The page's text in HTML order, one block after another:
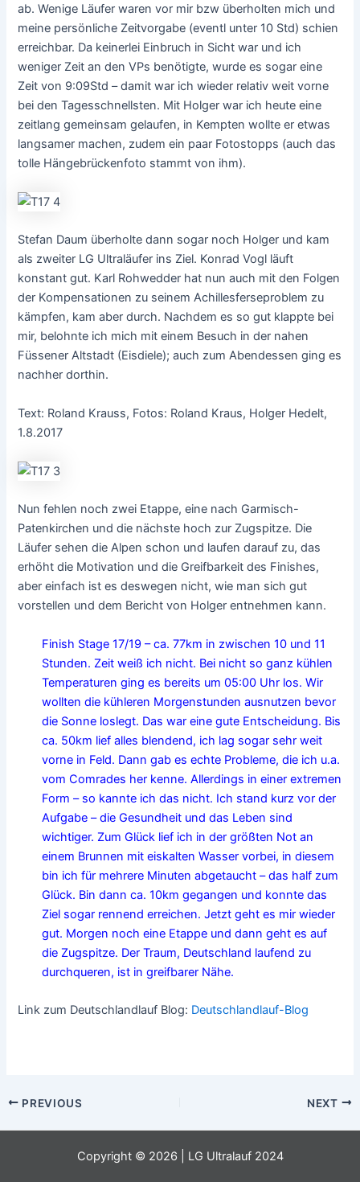
ab. Wenige Läufer waren vor mir bzw überholten mich und
meine persönliche Zeitvorgabe (eventl unter 10 Std) schien
erreichbar. Da keinerlei Einbruch in Sicht war und ich
weniger Zeit an den VPs benötigte, wurde es sogar eine
Zeit von 9:09Std – damit war ich wieder relativ weit vorne
bei den Tagesschnellsten. Mit Holger war ich heute eine
zeitlang gemeinsam gelaufen, in Kempten wollte er etwas
langsamer machen, zudem ein paar Fotostopps (auch das
tolle Hängebrückenfoto stammt von ihm).
Stefan Daum überholte dann sogar noch Holger und kam
als zweiter LG Ultraläufer ins Ziel. Konrad Vogl läuft
konstant gut. Karl Rohwedder hat nun auch mit den Folgen
der Kompensationen zu seinem Achillesferseproblem zu
kämpfen, kam aber durch. Nachdem es so gut klappte bei
mir, belohnte ich mich mit einem Besuch in der nahen
Füssener Altstadt (Eisdiele); auch zum Abendessen ging es
nachher dorthin.
Text: Roland Krauss, Fotos: Roland Kraus, Holger Hedelt,
1.8.2017
Nun fehlen noch zwei Etappe, eine nach Garmisch-
Patenkirchen und die nächste hoch zur Zugspitze. Die
Läufer sehen die Alpen schon und laufen darauf zu, das
erhöht die Motivation und die Greifbarkeit des Finishes,
aber einfach ist es deswegen nicht, wie man sich gut
vorstellen und dem Bericht von Holger entnehmen kann.
Finish Stage 17/19 – ca. 77km in zwischen 10 und 11
Stunden. Zeit weiß ich nicht. Bei nicht so ganz kühlen
Temperaturen ging es bereits um 05:00 Uhr los. Wir
wollten die kühleren Morgenstunden ausnutzen bevor
die Sonne loslegt. Das war eine gute Entscheidung. Bis
ca. 50km lief alles blendend, ich lag sogar sehr weit
vorne in Feld. Dann gab es echte Probleme, die ich u.a.
vom Comrades her kenne. Allerdings in einer extremen
Form – so kannte ich das nicht. Ich stand kurz vor der
Aufgabe – die Gesundheit und das Leben sind
wichtiger. Zum Glück lief ich in der größten Not an
einem Brunnen mit eiskalten Wasser vorbei, in diesem
bin ich für mehrere Minuten abgetaucht – das half zum
Glück. Bin dann ca. 10km gegangen und konnte das
Ziel sogar rennend erreichen. Jetzt geht es mir wieder
gut. Morgen noch eine Etappe und dann geht es auf
die Zugspitze. Der Traum, Deutschland laufend zu
durchqueren, ist in greifbarer Nähe.
Link zum Deutschlandlauf Blog: Deutschlandlauf-Blog
PostPREVIOUS NEXT
Copyright © 2026 | LG Ultralauf 2024